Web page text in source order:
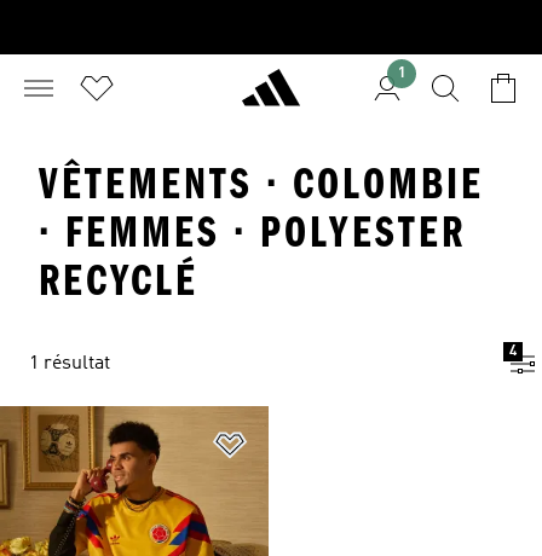
1
VÊTEMENTS · COLOMBIE
· FEMMES · POLYESTER
RECYCLÉ
1 résultat
4